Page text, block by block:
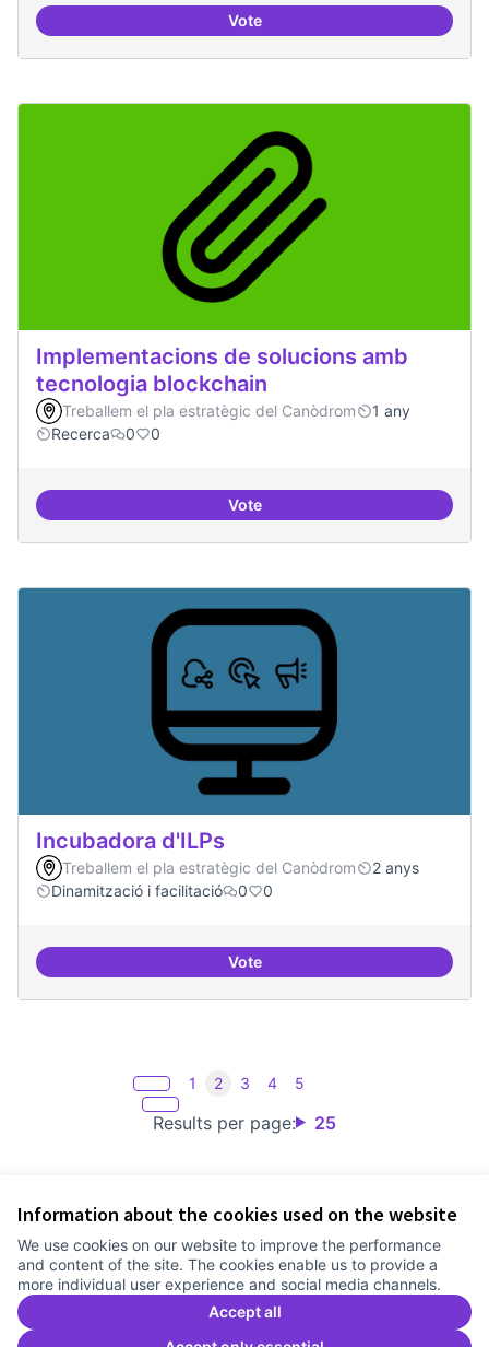
Information about the cookies used on the website
We use cookies on our website to improve the performance
and content of the site. The cookies enable us to provide a
more individual user experience and social media channels.
Accept all
VoteInvolucrar-nos amb les
Implementacions de solucions amb
tecnologia blockchain
Treballem el pla estratègic del Canòdrom
1 any
Recerca
0 0
VoteImplementacions de solucions
Incubadora d'ILPs
Treballem el pla estratègic del Canòdrom
2 anys
Dinamització i facilitació
0 0
VoteIncubadora d'ILPs
Results per page: 25
1 2 3 4 5
Cookie settings
Comunitat Canòdrom at Facebook
(External link)
Comunitat Canòdrom at Instagram
(External link)
Comunitat Canòdrom at YouTube
(External link)
English
Triar la llenguaElegir el idiomaChoose language